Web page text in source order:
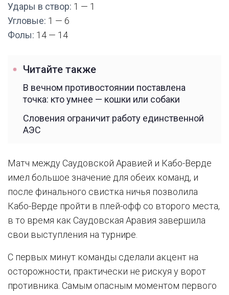
Удары в створ: 1 — 1
Угловые: 1 — 6
Фолы: 14 — 14
Читайте также
В вечном противостоянии поставлена
точка: кто умнее — кошки или собаки
Словения ограничит работу единственной
АЭС
Матч между Саудовской Аравией и Кабо-Верде
имел большое значение для обеих команд, и
после финального свистка ничья позволила
Кабо-Верде пройти в плей-офф со второго места,
в то время как Саудовская Аравия завершила
свои выступления на турнире.
С первых минут команды сделали акцент на
осторожности, практически не рискуя у ворот
противника. Самым опасным моментом первого